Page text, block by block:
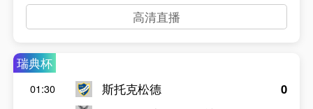
高清直播
瑞典杯
01:30
斯托克松德
0